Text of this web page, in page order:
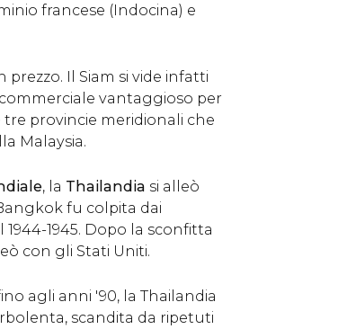
francese (Indocina) e
Il Siam si vide infatti
vantaggioso per
provincie meridionali che
Malaysia.
, la Thailandia si alleò
fu colpita dai
1945. Dopo la sconfitta
con gli Stati Uniti.
agli anni '90, la Thailandia
scandita da ripetuti